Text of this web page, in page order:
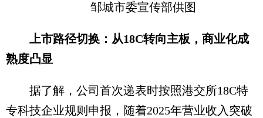
邹城市委宣传部供图
上市路径切换：从18C转向主板，商业化成
熟度凸显
据了解，公司首次递表时按照港交所18C特
专科技企业规则申报，随着2025年营业收入突破